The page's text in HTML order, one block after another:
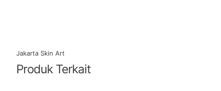
Jakarta Skin Art
Produk Terkait